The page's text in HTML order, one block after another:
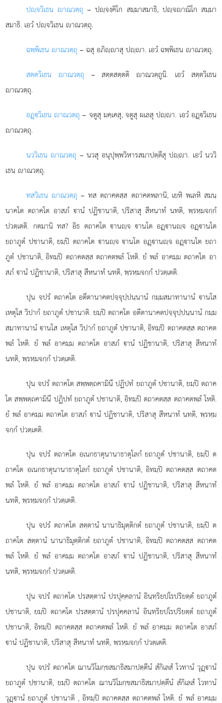
ปฺจวิเธน าณวตฺถุ – ปฺจงฺคิโก สมฺมาสมาธิ, ปฺจาณิโก สมฺมา
สมาธิ. เอวํ ปฺจวิเธน าณวตฺถุ.
ฉพฺพิเธน าณวตฺถุ – ฉสุ อภิฺาสุ ปฺา. เอวํ ฉพฺพิเธน าณวตฺถุ.
สตฺตวิเธน าณวตฺถุ – สตฺตสตฺตติ าณวตฺถูนิ. เอวํ สตฺตวิเธน
าณวตฺถุ.
อฏฺวิเธน าณวตฺถุ – จตูสุ มคฺเคสุ, จตูสุ ผเลสุ ปฺา. เอวํ อฏฺวิเธน
าณวตฺถุ.
นววิเธน าณวตฺถุ – นวสุ อนุปุพฺพวิหารสมาปตฺตีสุ ปฺา. เอวํ นววิ
เธน าณวตฺถุ.
ทสวิเธน าณวตฺถุ – ทส ตถาคตสฺส ตถาคตพลานิ, เยหิ พเลหิ สมนฺ
นาคโต ตถาคโต อาสภํ านํ ปฏิชานาติ, ปริสาสุ สีหนาทํ นทติ, พฺรหฺมจกฺกํ
ปวตฺเตติ. กตมานิ ทส? อิธ ตถาคโต านฺจ านโต อฏฺานฺจ อฏฺานโต
ยถาภูตํ ปชานาติ, ยมฺปิ ตถาคโต านฺจ านโต อฏฺานฺจ อฏฺานโต ยถา
ภูตํ ปชานาติ, อิทมฺปิ ตถาคตสฺส ตถาคตพลํโหติ. ยํ พลํ อาคมฺม ตถาคโต อา
สภํานํ ปฏิชานาติ, ปริสาสุ สีหนาทํ นทติ, พฺรหฺมจกฺกํ ปวตฺเตติ.
ปุน จปรํ ตถาคโต อตีตานาคตปจฺจุปฺปนฺนานํ กมฺมสมาทานานํ านโส
เหตุโส วิปากํ ยถาภูตํ ปชานาติ. ยมฺปิ ตถาคโต อตีตานาคตปจฺจุปฺปนฺนานํ กมฺม
สมาทานานํ านโส เหตุโส วิปากํ ยถาภูตํ ปชานาติ, อิทมฺปิ ตถาคตสฺส ตถาคต
พลํ โหติ. ยํ พลํ อาคมฺม ตถาคโต อาสภํ านํ ปฏิชานาติ, ปริสาสุ สีหนาทํ
นทติ, พฺรหฺมจกฺกํ ปวตฺเตติ.
ปุน จปรํ ตถาคโต สพฺพตฺถคามินึ ปฏิปทํ ยถาภูตํ ปชานาติ, ยมฺปิ ตถาค
โต สพฺพตฺถคามินึ ปฏิปทํ ยถาภูตํ ปชานาติ, อิทมฺปิ ตถาคตสฺส ตถาคตพลํ โหติ.
ยํ พลํ อาคมฺม ตถาคโต อาสภํ านํ ปฏิชานาติ, ปริสาสุ สีหนาทํ นทติ, พฺรหฺม
จกฺกํ ปวตฺเตติ.
ปุน จปรํ ตถาคโต อเนกธาตุนานาธาตุโลกํ ยถาภูตํ ปชานาติ, ยมฺปิ ต
ถาคโต อเนกธาตุนานาธาตุโลกํ ยถาภูตํ ปชานาติ, อิทมฺปิ ตถาคตสฺส ตถาคต
พลํ โหติ. ยํ พลํ อาคมฺม ตถาคโต อาสภํ านํ ปฏิชานาติ, ปริสาสุ สีหนาทํ
นทติ, พฺรหฺมจกฺกํ ปวตฺเตติ.
ปุน จปรํ ตถาคโต สตฺตานํ นานาธิมุตฺติกตํ ยถาภูตํ ปชานาติ, ยมฺปิ ต
ถาคโต สตฺตานํ นานาธิมุตฺติกตํ ยถาภูตํ ปชานาติ, อิทมฺปิ ตถาคตสฺส ตถาคต
พลํ โหติ. ยํ พลํ อาคมฺม ตถาคโต อาสภํ านํ ปฏิชานาติ, ปริสาสุ สีหนาทํ
นทติ, พฺรหฺมจกฺกํ ปวตฺเตติ.
ปุน จปรํ ตถาคโต ปรสตฺตานํ ปรปุคฺคลานํ อินฺทฺริยปโรปริยตฺตํ ยถาภูตํ
ปชานาติ, ยมฺปิ ตถาคโต ปรสตฺตานํปรปุคฺคลานํ อินฺทฺริยปโรปริยตฺตํ ยถาภูตํ
ปชานาติ, อิทมฺปิ ตถาคตสฺส ตถาคตพลํ โหติ. ยํ พลํ อาคมฺม ตถาคโต อาสภํ
านํ ปฏิชานาติ, ปริสาสุ สีหนาทํ นทติ, พฺรหฺมจกฺกํ ปวตฺเตติ.
ปุน จปรํ ตถาคโต ฌานวิโมกฺขสมาธิสมาปตฺตีนํ สํกิเลสํ โวทานํ วุฏฺานํ
ยถาภูตํ ปชานาติ, ยมฺปิ ตถาคโต ฌานวิโมกฺขสมาธิสมาปตฺตีนํ สํกิเลสํ โวทานํ
วุฏฺานํ ยถาภูตํ ปชานาติ , อิทมฺปิ ตถาคตสฺส ตถาคตพลํ โหติ. ยํ พลํ อาคมฺม